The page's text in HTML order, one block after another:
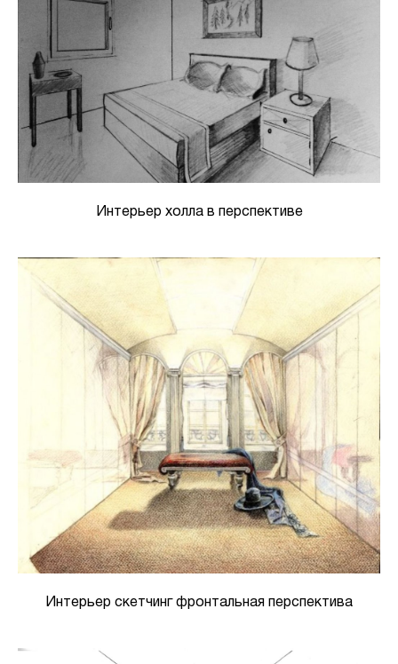
Интерьер холла в перспективе
Интерьер скетчинг фронтальная перспектива